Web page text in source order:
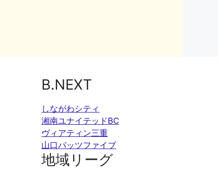
B.NEXT
しながわシティ
湘南ユナイテッドBC
ヴィアティン三重
山口パッツファイブ
地域リーグ